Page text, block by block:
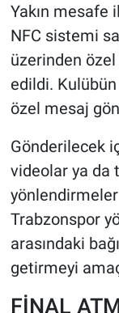
Yakın
NFC sistemi
üzerinden
edildi.
özel mesaj
Gönderilecek
videolar ya da
Trabzonspor
arasındaki
getirmeyi
FİNAL